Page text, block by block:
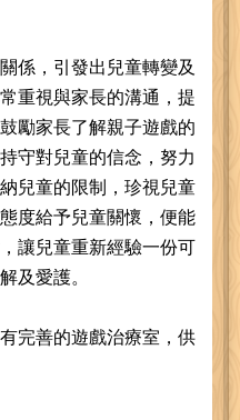
係，引發出兒童轉變及
重視與家長的溝通，提
勵家長了解親子遊戲的
守對兒童的信念，努力
兒童的限制，珍視兒童
度給予兒童關懷，便能
讓兒童重新經驗一份可
及愛護。
完善的遊戲治療室，供